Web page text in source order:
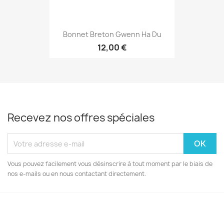
Bonnet Breton Gwenn Ha Du
12,00 €
Recevez nos offres spéciales
Vous pouvez facilement vous désinscrire à tout moment par le biais de
nos e-mails ou en nous contactant directement.